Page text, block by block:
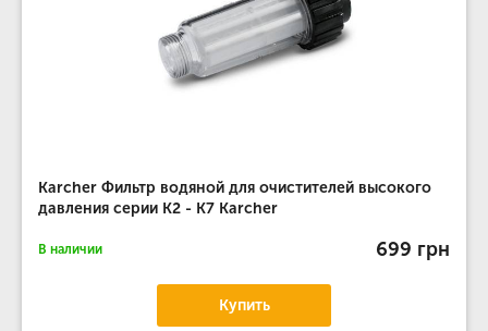
Karcher Фильтр водяной для очистителей высокого
давления серии К2 - К7 Karcher
В наличии 699 грн
Купить